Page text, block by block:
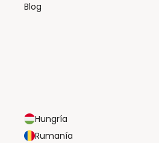
Hungría
Rumanía
Blog